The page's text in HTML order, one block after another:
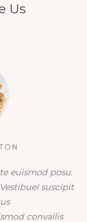
Us
euismod posu.
suscipit
convallis